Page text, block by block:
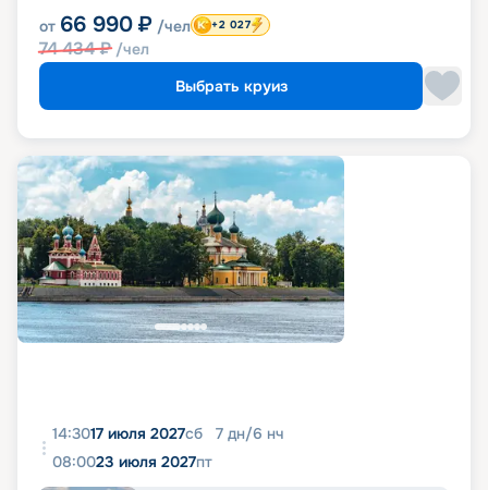
от 66 990 ₽ /чел
74 434₽ /чел
+2 027
Выбрать круиз
14:3017 июля 2027сб 7 дн/6 нч
08:0023 июля 2027пт